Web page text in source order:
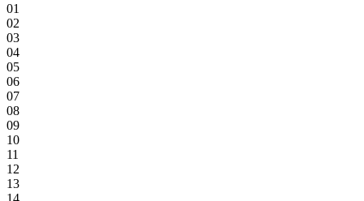
01
02
03
04
05
06
07
08
09
10
11
12
13
14